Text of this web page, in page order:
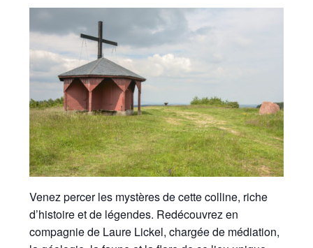
Venez percer les mystères de cette colline, riche
d’histoire et de légendes. Redécouvrez en
compagnie de Laure Lickel, chargée de médiation,